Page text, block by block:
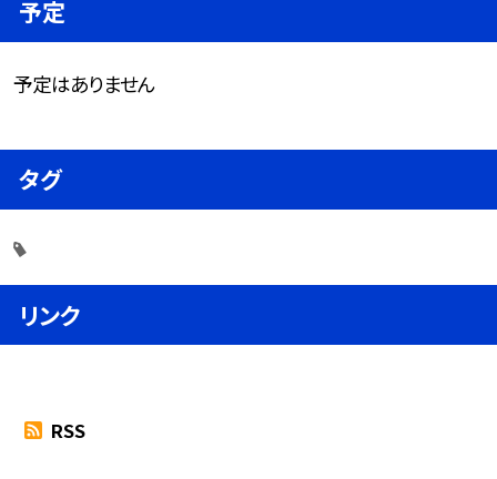
予定
予定はありません
タグ
リンク
RSS